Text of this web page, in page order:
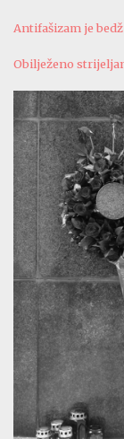
Antifašizam je
Obilježeno